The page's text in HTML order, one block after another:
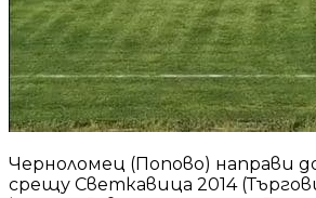
Черноломец (Попово) направи
срещу Светкавица 2014